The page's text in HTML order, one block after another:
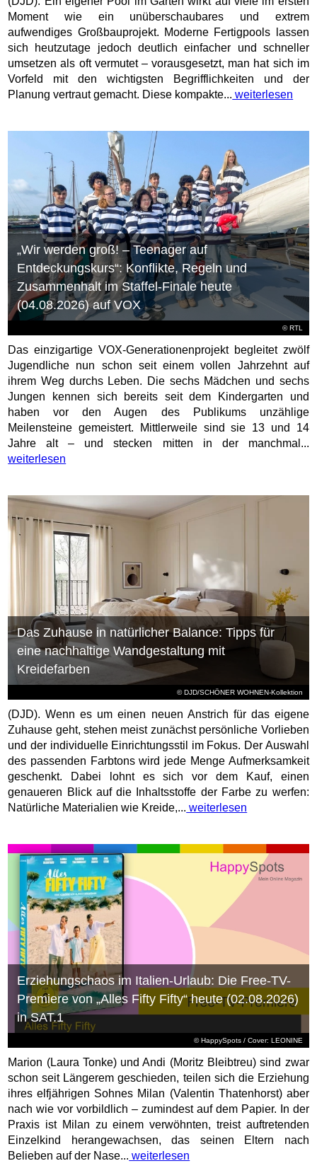
Moment wie ein unüberschaubares und extrem
aufwendiges Großbauprojekt. Moderne Fertigpools lassen
sich heutzutage jedoch deutlich einfacher und schneller
umsetzen als oft vermutet – vorausgesetzt, man hat sich im
Vorfeld mit den wichtigsten Begrifflichkeiten und der
Planung vertraut gemacht. Diese kompakte... weiterlesen
©RTL
„Wir werden groß! – Teenager auf
Entdeckungskurs“: Konflikte, Regeln und
Zusammenhalt im Staffel-Finale heute
(04.08.2026) auf VOX
Das einzigartige VOX-Generationenprojekt begleitet zwölf
Jugendliche nun schon seit einem vollen Jahrzehnt auf
ihrem Weg durchs Leben. Die sechs Mädchen und sechs
Jungen kennen sich bereits seit dem Kindergarten und
haben vor den Augen des Publikums unzählige
Meilensteine gemeistert. Mittlerweile sind sie 13 und 14
Jahre alt – und stecken mitten in der manchmal...
weiterlesen
© DJD/SCHÖNER WOHNEN-Kollektion
Das Zuhause in natürlicher Balance: Tipps für
eine nachhaltige Wandgestaltung mit
Kreidefarben
(DJD). Wenn es um einen neuen Anstrich für das eigene
Zuhause geht, stehen meist zunächst persönliche Vorlieben
und der individuelle Einrichtungsstil im Fokus. Der Auswahl
des passenden Farbtons wird jede Menge Aufmerksamkeit
geschenkt. Dabei lohnt es sich vor dem Kauf, einen
genaueren Blick auf die Inhaltsstoffe der Farbe zu werfen:
Natürliche Materialien wie Kreide,... weiterlesen
© HappySpots / Cover: LEONINE
Erziehungschaos im Italien-Urlaub: Die Free-TV-
Premiere von „Alles Fifty Fifty“ heute (02.08.2026)
in SAT.1
Marion (Laura Tonke) und Andi (Moritz Bleibtreu) sind zwar
schon seit Längerem geschieden, teilen sich die Erziehung
ihres elfjährigen Sohnes Milan (Valentin Thatenhorst) aber
nach wie vor vorbildlich – zumindest auf dem Papier. In der
Praxis ist Milan zu einem verwöhnten, treist auftretenden
Einzelkind herangewachsen, das seinen Eltern nach
Belieben auf der Nase... weiterlesen